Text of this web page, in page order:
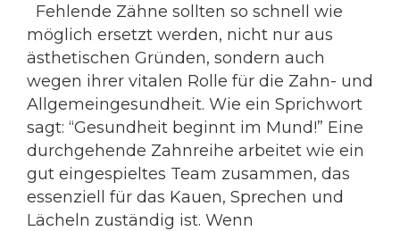
Fehlende Zähne sollten so schnell wie
möglich ersetzt werden, nicht nur aus
ästhetischen Gründen, sondern auch
wegen ihrer vitalen Rolle für die Zahn- und
Allgemeingesundheit. Wie ein Sprichwort
sagt: “Gesundheit beginnt im Mund!” Eine
durchgehende Zahnreihe arbeitet wie ein
gut eingespieltes Team zusammen, das
essenziell für das Kauen, Sprechen und
Lächeln zuständig ist. Wenn